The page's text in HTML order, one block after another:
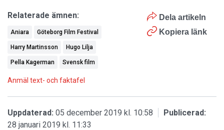
Dela artikeln
Kopiera länk
Relaterade ämnen:
Aniara Göteborg Film Festival
Harry Martinsson Hugo Lilja
Pella Kagerman Svensk film
Anmäl text- och faktafel
Uppdaterad: 05 december 2019 kl. 10:58
Publicerad:
28 januari 2019 kl. 11:33